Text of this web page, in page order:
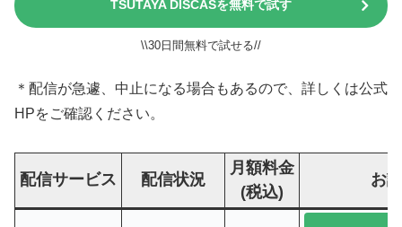
TSUTAYA DISCASを無料で試す
\\30日間無料で試せる//
＊配信が急遽、中止になる場合もあるので、詳しくは公式
HPをご確認ください。
配信サービス 配信状況
月額料金
(税込)
お